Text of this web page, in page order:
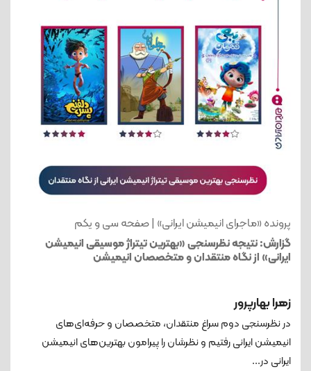
پرونده «ماجرای انیمیشن ایرانی» | صفحه سی و یکم
گزارش: نتیجه نظرسنجی «بهترین تیتراژ موسیقی انیمیشن‌
ایرانی» از نگاه منتقدان و متخصصان انیمیشن
زهرا بهارپرور
در نظرسنجی دوم سراغ منتقدان، متخصصان و حرفه‌ای‌های
انیمیشن ایرانی رفتیم و نظرشان را پیرامون بهترین‌های انیمیشن
ایرانی در...